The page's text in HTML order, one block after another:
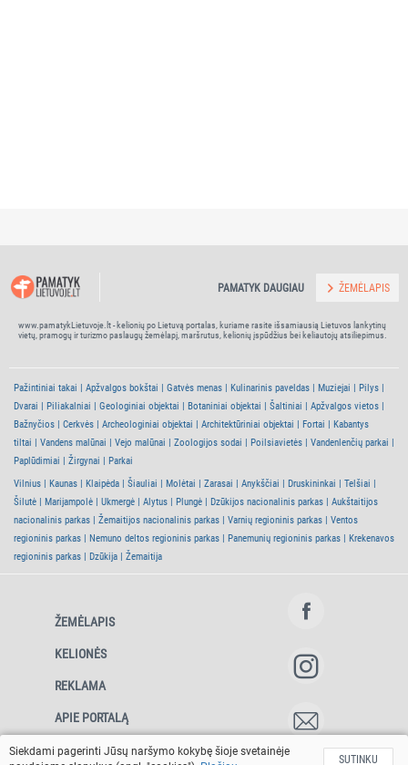
www.pamatykLietuvoje.lt - kelionių po Lietuvą portalas, kuriame rasite išsamiausią Lietuvos lankytinų
vietų, pramogų ir turizmo paslaugų žemėlapį, maršrutus, kelionių įspūdžius bei keliautojų atsiliepimus.
PAMATYK DAUGIAU ŽEMĖLAPIS
Pažintiniai takai Apžvalgos bokštai Gatvės menas Kulinarinis paveldas Muziejai
Pilys
Dvarai
Piliakalniai Geologiniai objektai Botaniniai objektai Šaltiniai
Apžvalgos vietos
Bažnyčios
Cerkvės Archeologiniai objektai Architektūriniai objektai Fortai
Kabantys
tiltai
Vandens malūnai Vejo malūnai Zoologijos sodai Poilsiavietės
Vandenlenčių parkai
Paplūdimiai
Žirgynai
Parkai
Vilnius
Kaunas Klaipėda Šiauliai Molėtai Zarasai Anykščiai Druskininkai
Telšiai
Šilutė
Marijampolė Ukmergė Alytus Plungė Dzūkijos nacionalinis parkas
Aukštaitijos
nacionalinis parkas
Žemaitijos nacionalinis parkas Varnių regioninis parkas
Ventos
regioninis parkas
Nemuno deltos regioninis parkas Panemunių regioninis parkas
Krekenavos
regioninis parkas
Dzūkija Žemaitija
ŽEMĖLAPIS
KELIONĖS
REKLAMA
APIE PORTALĄ
Siekdami pagerinti Jūsų naršymo kokybę šioje svetainėje
SUTINKU